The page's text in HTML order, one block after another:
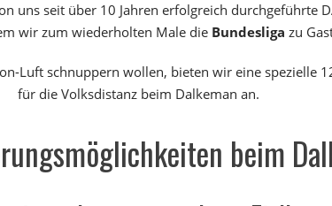
uns seit über 10 Jahren erfolgreich durchgeführte
wir zum wiederholten Male die Bundesliga zu
Luft schnuppern wollen, bieten wir eine spezielle
für die Volksdistanz beim Dalkeman an.
beim